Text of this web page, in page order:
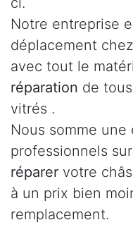
Notre entreprise
déplacement
avec tout le
réparation de
vitrés .
Nous somme
professionnels
réparer votre
à un prix bien
remplacement.